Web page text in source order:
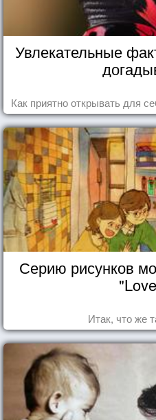
Увлекательные
Как приятно открывать для
Серию рисунков
Итак, что же